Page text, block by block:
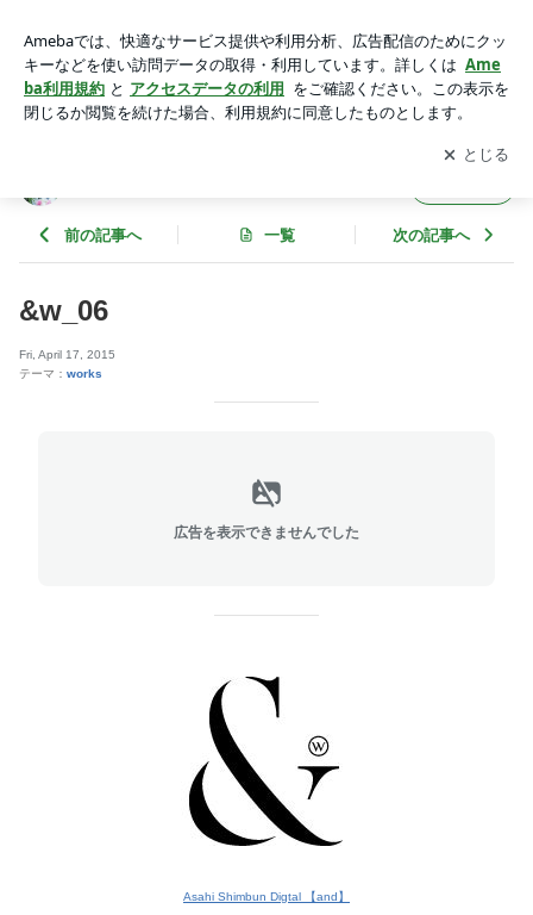
アプリをダウンロードして ブログの更新通知
を受け取りまし
ょう。
開く
前の記事へ 一覧 次の記事へ
&w_06
Fri, April 17, 2015
テーマ： works
広告を表示できませんでした
Asahi Shimbun Digtal 【and】